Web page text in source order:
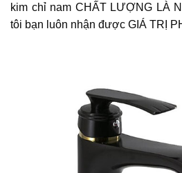
kim chỉ nam CHẤT LƯỢNG LÀ
tôi bạn luôn nhận được GIÁ TRỊ